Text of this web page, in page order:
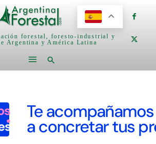
forestal, foresto-industrial y
Argentina y América Latina